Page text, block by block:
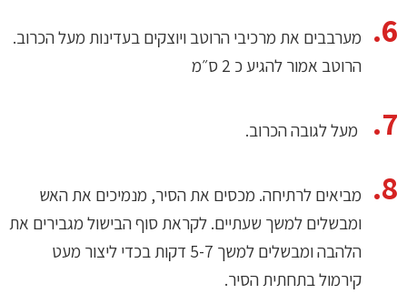
מערבבים את מרכיבי הרוטב ויוצקים בעדינות מעל הכרוב.
הרוטב אמור להגיע כ 2 ס״מ
מעל לגובה הכרוב.
מביאים לרתיחה. מכסים את הסיר, מנמיכים את האש
ומבשלים למשך שעתיים. לקראת סוף הבישול מגבירים את
הלהבה ומבשלים למשך 5-7 דקות בכדי ליצור מעט
קירמול בתחתית הסיר.